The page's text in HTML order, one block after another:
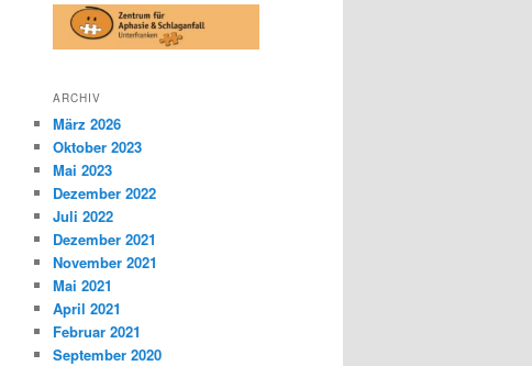
ARCHIV
März 2026
Oktober 2023
Mai 2023
Dezember 2022
Juli 2022
Dezember 2021
November 2021
Mai 2021
April 2021
Februar 2021
September 2020